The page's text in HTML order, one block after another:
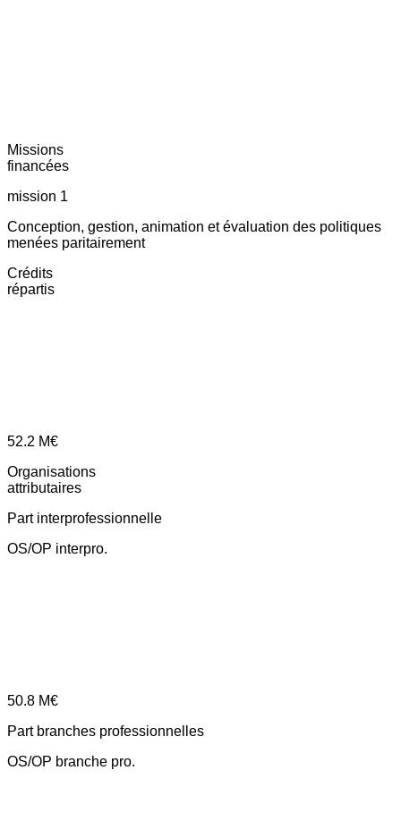
Missions
financées
mission 1
Conception, gestion, animation et évaluation des politiques
menées paritairement
Crédits
répartis
52.2 M€
Organisations
attributaires
Part interprofessionnelle
OS/OP interpro.
50.8 M€
Part branches professionnelles
OS/OP branche pro.